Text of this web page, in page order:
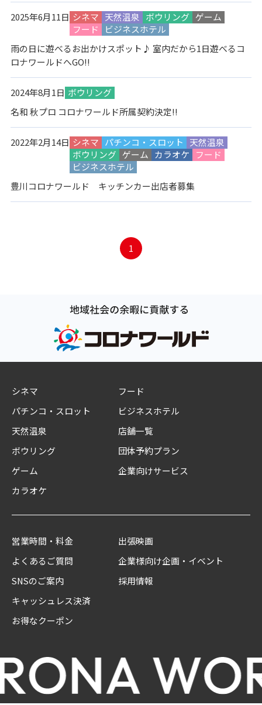
2025年6月11日 シネマ 天然温泉 ボウリング ゲーム
フード
ビジネスホテル
雨の日に遊べるお出かけスポット♪ 室内だから1日遊べるコ
ロナワールドへGO!!
2024年8月1日 ボウリング
名和 秋プロ コロナワールド所属契約決定!!
2022年2月14日 シネマ パチンコ・スロット
天然温泉
ボウリング ゲーム カラオケ
フード
ビジネスホテル
豊川コロナワールド キッチンカー出店者募集
1
シネマ
パチンコ・スロット
天然温泉
ボウリング
ゲーム
カラオケ
フード
ビジネスホテル
店舗一覧
団体予約プラン
企業向けサービス
営業時間・料金
よくあるご質問
SNSのご案内
キャッシュレス決済
お得なクーポン
出張映画
企業様向け企画・イベント
採用情報